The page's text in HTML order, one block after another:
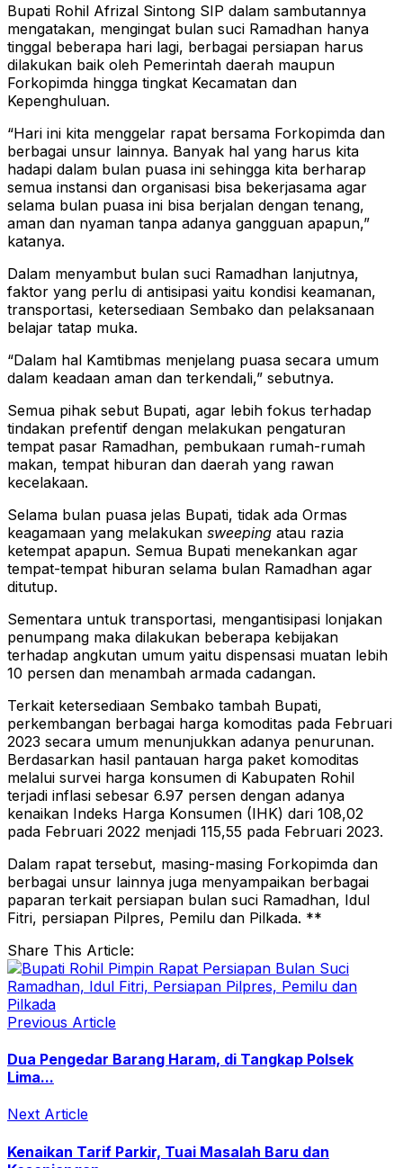
Bupati Rohil Afrizal Sintong SIP dalam sambutannya
mengatakan, mengingat bulan suci Ramadhan hanya
tinggal beberapa hari lagi, berbagai persiapan harus
dilakukan baik oleh Pemerintah daerah maupun
Forkopimda hingga tingkat Kecamatan dan
Kepenghuluan.
“Hari ini kita menggelar rapat bersama Forkopimda dan
berbagai unsur lainnya. Banyak hal yang harus kita
hadapi dalam bulan puasa ini sehingga kita berharap
semua instansi dan organisasi bisa bekerjasama agar
selama bulan puasa ini bisa berjalan dengan tenang,
aman dan nyaman tanpa adanya gangguan apapun,”
katanya.
Dalam menyambut bulan suci Ramadhan lanjutnya,
faktor yang perlu di antisipasi yaitu kondisi keamanan,
transportasi, ketersediaan Sembako dan pelaksanaan
belajar tatap muka.
“Dalam hal Kamtibmas menjelang puasa secara umum
dalam keadaan aman dan terkendali,” sebutnya.
Semua pihak sebut Bupati, agar lebih fokus terhadap
tindakan prefentif dengan melakukan pengaturan
tempat pasar Ramadhan, pembukaan rumah-rumah
makan, tempat hiburan dan daerah yang rawan
kecelakaan.
Selama bulan puasa jelas Bupati, tidak ada Ormas
keagamaan yang melakukan sweeping atau razia
ketempat apapun. Semua Bupati menekankan agar
tempat-tempat hiburan selama bulan Ramadhan agar
ditutup.
Sementara untuk transportasi, mengantisipasi lonjakan
penumpang maka dilakukan beberapa kebijakan
terhadap angkutan umum yaitu dispensasi muatan lebih
10 persen dan menambah armada cadangan.
Terkait ketersediaan Sembako tambah Bupati,
perkembangan berbagai harga komoditas pada Februari
2023 secara umum menunjukkan adanya penurunan.
Berdasarkan hasil pantauan harga paket komoditas
melalui survei harga konsumen di Kabupaten Rohil
terjadi inflasi sebesar 6.97 persen dengan adanya
kenaikan Indeks Harga Konsumen (IHK) dari 108,02
pada Februari 2022 menjadi 115,55 pada Februari 2023.
Dalam rapat tersebut, masing-masing Forkopimda dan
berbagai unsur lainnya juga menyampaikan berbagai
paparan terkait persiapan bulan suci Ramadhan, Idul
Fitri, persiapan Pilpres, Pemilu dan Pilkada. **
Share This Article:
Previous Article
Dua Pengedar Barang Haram, di Tangkap Polsek
Lima...
Next Article
Kenaikan Tarif Parkir, Tuai Masalah Baru dan